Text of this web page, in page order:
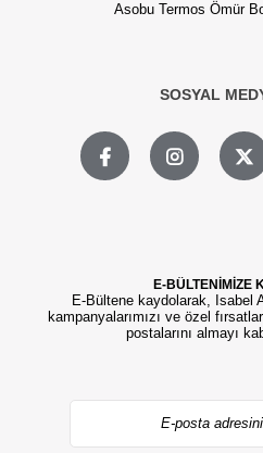
Asobu Termos Ömür
SOSYAL
E-BÜLTENİMİZE
E-Bültene kaydolarak, Isabel
kampanyalarımızı ve özel
postalarını almayı